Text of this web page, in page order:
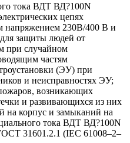
тока ВДТ ВД?100N
цепях
напряжением 230В/400 В и
защиты людей от
при случайном
частям
(ЭУ) при
и неисправностях ЭУ;
возникающих
и развивающихся из них
на корпус и замыканий на
тока ВДТ ВД?100N
31601.2.1 (IEC 61008–2–